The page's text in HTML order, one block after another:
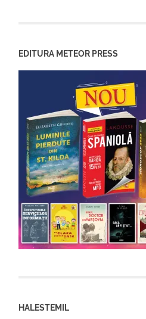
EDITURA METEOR PRESS
HALESTEMIL